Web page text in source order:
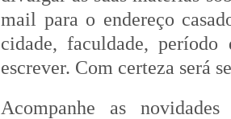
mail para o endereço
cidade, faculdade,
escrever. Com certeza será
Acompanhe as